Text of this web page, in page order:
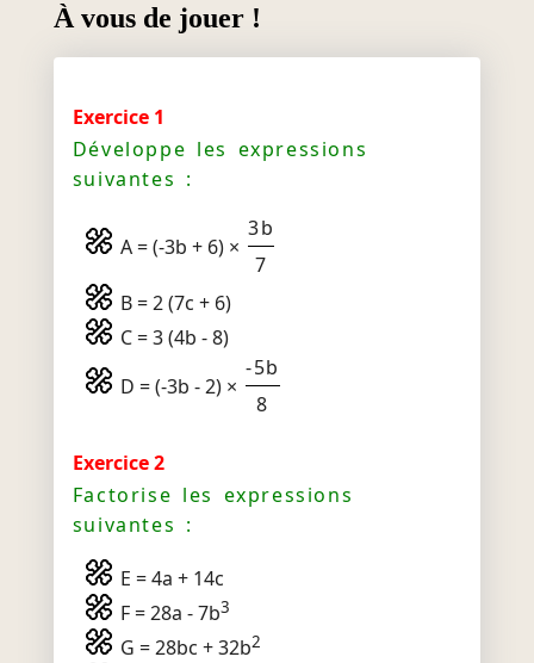
À vous de jouer !
Exercice 1
Développe les expressions
suivantes :
A = (-3b + 6) ×
3b
7
B = 2 (7c + 6)
C = 3 (4b - 8)
D = (-3b - 2) ×
-5b
8
Exercice 2
Factorise les expressions
suivantes :
E = 4a + 14c
F = 28a - 7b3
G = 28bc + 32b2